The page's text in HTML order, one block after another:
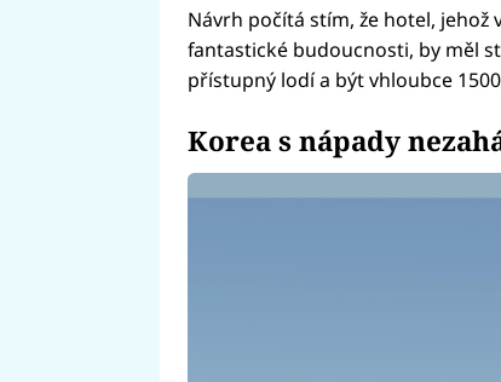
Návrh počítá stím, že hotel, jehož
fantastické budoucnosti, by měl
přístupný lodí a být vhloubce
Korea s nápady